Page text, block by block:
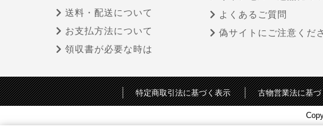
送料・配送について
お支払方法について
領収書が必要な時は
よくあるご質問
偽サイトにご注意くだ
特定商取引法に基づく表示 古物営業法に基づ